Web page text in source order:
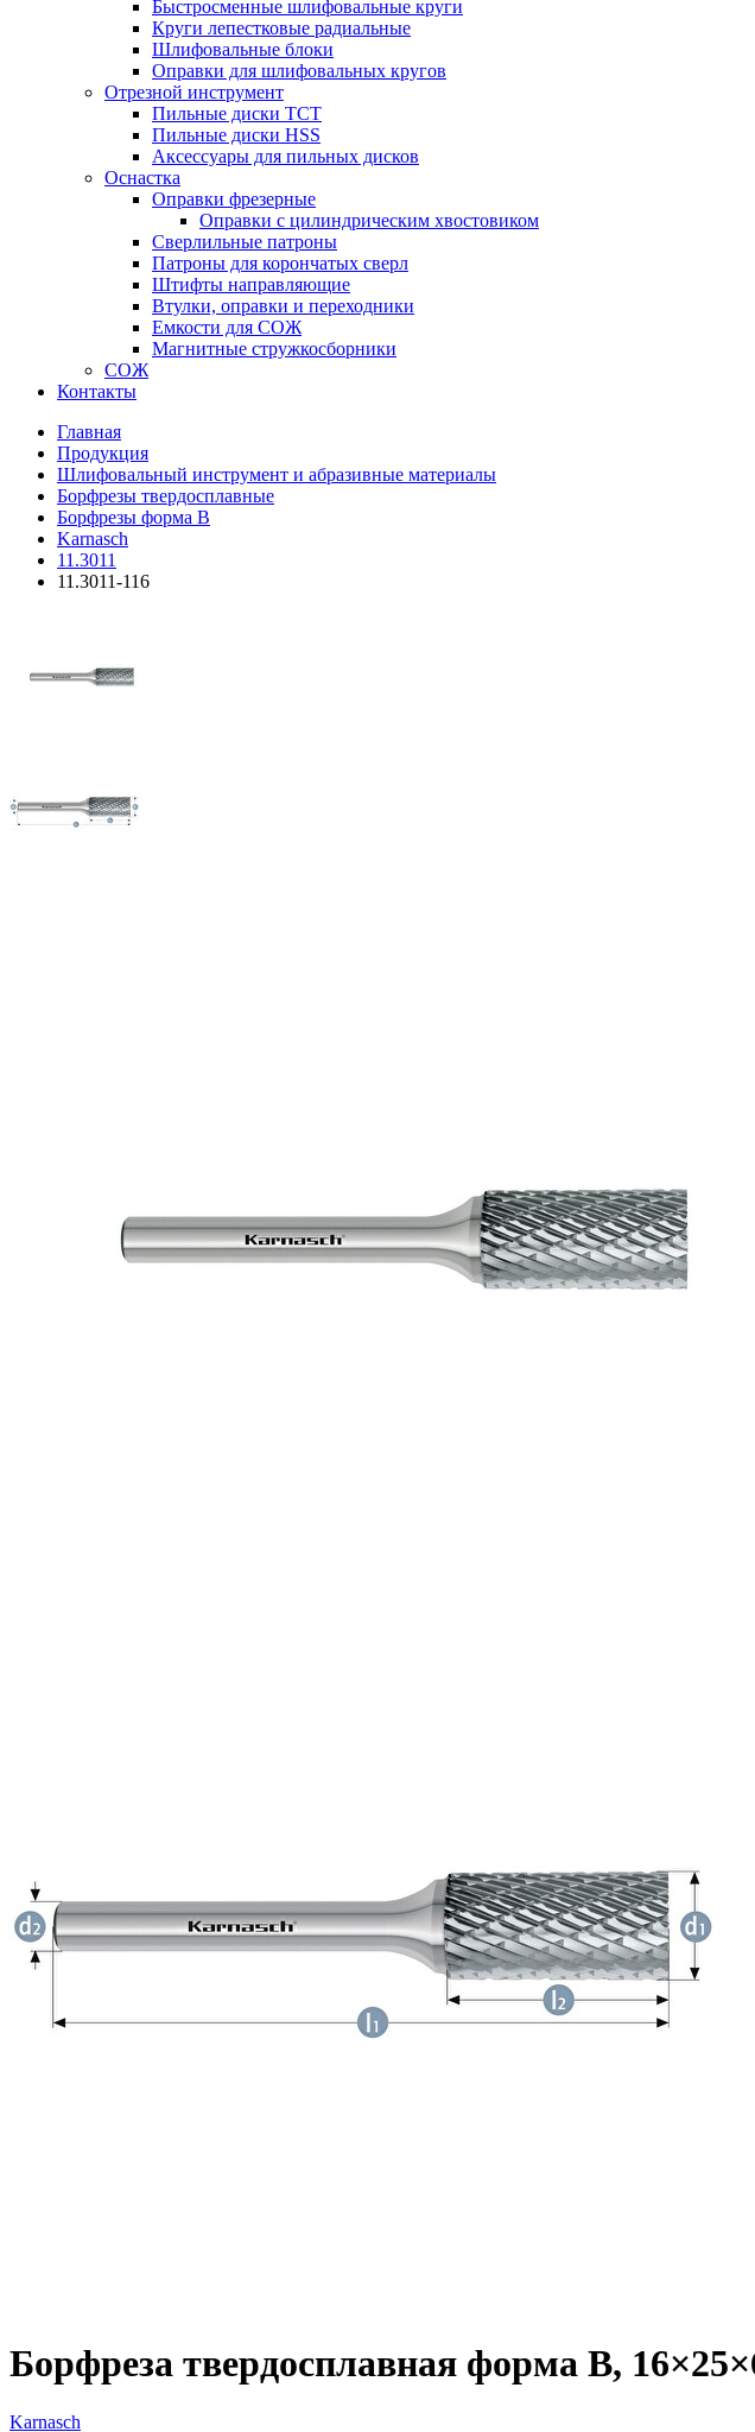
Быстросменные шлифовальные круги
Круги лепестковые радиальные
Шлифовальные блоки
Оправки для шлифовальных кругов
Отрезной инструмент
Пильные диски ТСТ
Пильные диски HSS
Аксессуары для пильных дисков
Оснастка
Оправки фрезерные
Оправки с цилиндрическим хвостовиком
Сверлильные патроны
Патроны для корончатых сверл
Штифты направляющие
Втулки, оправки и переходники
Емкости для СОЖ
Магнитные стружкосборники
СОЖ
Контакты
Главная
Продукция
Шлифовальный инструмент и абразивные материалы
Борфрезы твердосплавные
Борфрезы форма B
Karnasch
11.3011
11.3011-116
Борфреза твердосплавная форма B,
Karnasch